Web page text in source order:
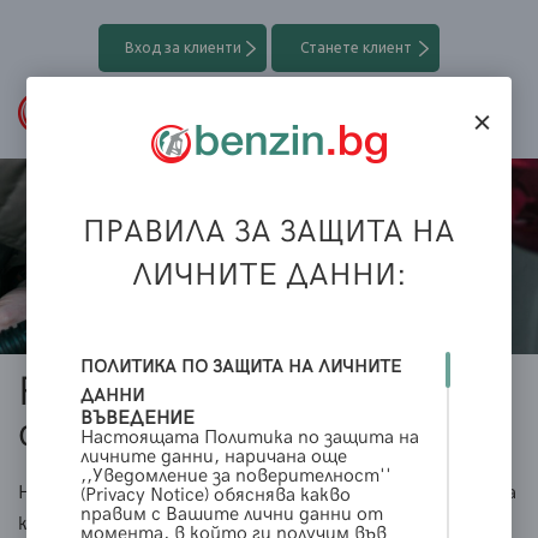
Вход за клиенти Станете клиент
Калкулатор
Разберете колко може да
спестите всеки месец
На Ваше разположение Ви предоставяме лесен начин за
калкулиране на потенциално спестените средства.
ПРАВИЛА ЗА ЗАЩИТА НА
ЛИЧНИТЕ ДАННИ:
ПОЛИТИКА ПО ЗАЩИТА НА ЛИЧНИТЕ
ДАННИ
ВЪВЕДЕНИЕ
Настоящата Политика по защита на
личните данни, наричана още
,,Уведомление за поверителност''
(Privacy Notice) обяснява какво
правим с Вашите лични данни от